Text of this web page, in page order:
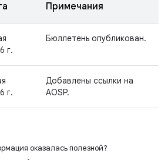
Примечания
г.
Бюллетень опубликован.
г.
Добавлены ссылки на
AOSP.
оказалась полезной?